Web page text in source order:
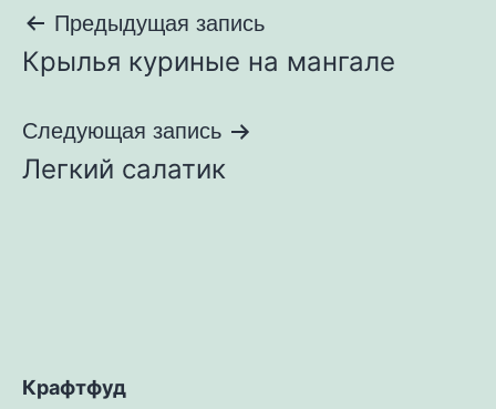
Навигация
по
записям
Предыдущая запись
Крылья куриные на мангале
Следующая запись
Легкий салатик
Крафтфуд